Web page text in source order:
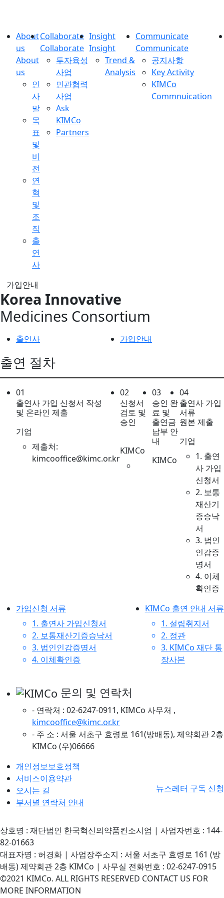
About
us
About
us
인
사
말
목
표
및
비
전
연
혁
및
조
직
출
연
사
Collaborate
Collaborate
투자육성
사업
민관협력
사업
Ask
KIMCo
Partners
Insight
Insight
Trend &
Analysis
Communicate
Communicate
공지사항
Key Activity
KIMCo
Commnuication
가입안내
Korea Innovative
Medicines Consortium
출연사 가입안내
출연 절차
01
출연사 가입 신청서 작성
및 온라인 제출
기업
제출처:
kimcooffice@kimc.or.kr
02
신청서
검토 및
승인
KIMCo
03
승인 완
료 및
출연금
납부 안
내
KIMCo
04
출연사 가입
서류
원본 제출
기업
1. 출연
사 가입
신청서
2. 보통
재산기
증승낙
서
3. 법인
인감증
명서
4. 이체
확인증
가입신청 서류
1. 출연사 가입신청서
2. 보통재산기증승낙서
3. 법인인감증명서
4. 이체확인증
KIMCo 출연 안내 서류
1. 설립취지서
2. 정관
3. KIMCo 재단 통
장사본
문의 및 연락처
- 연락처 : 02-6247-0911, KIMCo 사무처 ,
kimcooffice@kimc.or.kr
- 주 소 : 서울 서초구 효령로 161(방배동), 제약회관 2층
KIMCo (우)06666
개인정보보호정책
서비스이용약관
오시는 길
부서별 연락처 안내
뉴스레터 구독 신청
상호명 : 재단법인 한국혁신의약품컨소시엄 | 사업자번호 : 144-
82-01663
대표자명 : 허경화 | 사업장주소지 : 서울 서초구 효령로 161 (방
배동) 제약회관 2층 KIMCo | 사무실 전화번호 : 02-6247-0915
©2021 KIMCo. ALL RIGHTS RESERVED CONTACT US FOR
MORE INFORMATION